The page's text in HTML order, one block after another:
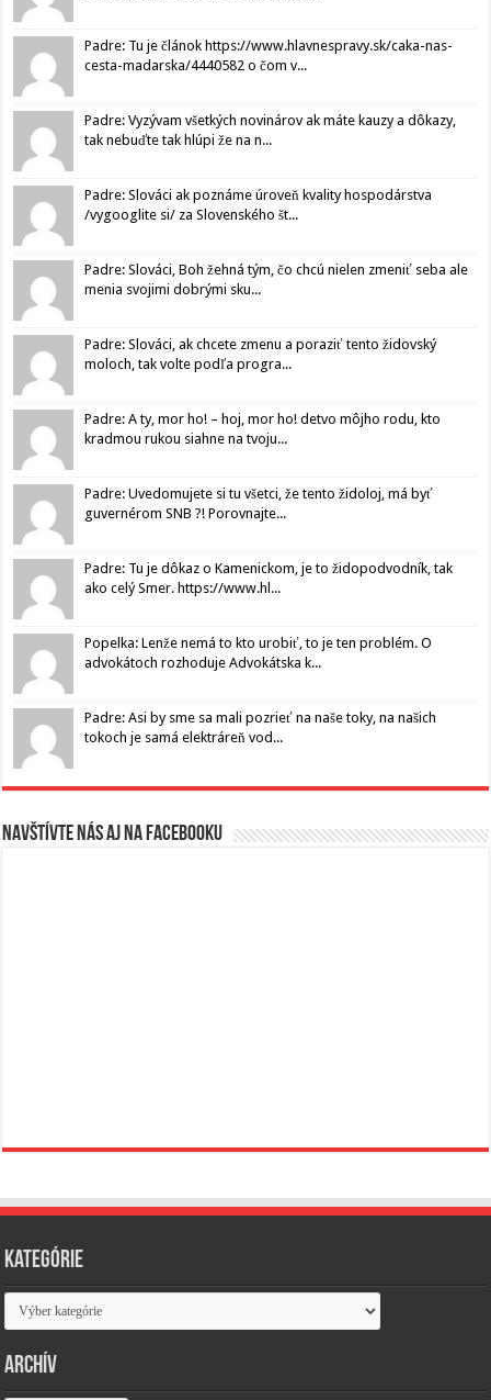
Padre: Tu je článok https://www.hlavnespravy.sk/caka-nas-
cesta-madarska/4440582 o čom v...
Padre: Vyzývam všetkých novinárov ak máte kauzy a dôkazy,
tak nebuďte tak hlúpi že na n...
Padre: Slováci ak poznáme úroveň kvality hospodárstva
/vygooglite si/ za Slovenského št...
Padre: Slováci, Boh žehná tým, čo chcú nielen zmeniť seba ale
menia svojimi dobrými sku...
Padre: Slováci, ak chcete zmenu a poraziť tento židovský
moloch, tak volte podľa progra...
Padre: A ty, mor ho! – hoj, mor ho! detvo môjho rodu, kto
kradmou rukou siahne na tvoju...
Padre: Uvedomujete si tu všetci, že tento židoloj, má byť
guvernérom SNB ?! Porovnajte...
Padre: Tu je dôkaz o Kamenickom, je to židopodvodník, tak
ako celý Smer. https://www.hl...
Popelka: Lenže nemá to kto urobiť, to je ten problém. O
advokátoch rozhoduje Advokátska k...
Padre: Asi by sme sa mali pozrieť na naše toky, na našich
tokoch je samá elektráreň vod...
Navštívte nás aj na Facebooku
Kategórie
Kategórie
Archív